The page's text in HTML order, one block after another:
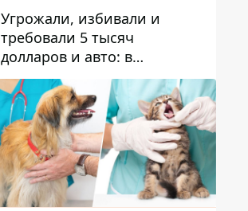
Угрожали, избивали и
требовали 5 тысяч
долларов и авто: в
Павлограде задержали двух
мужчин